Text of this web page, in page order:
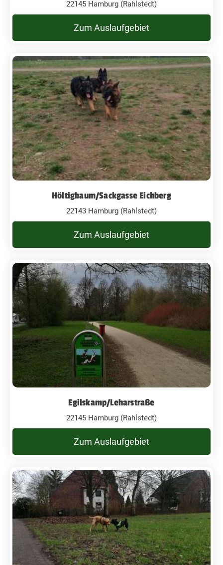
22145 Hamburg (Rahlstedt)
Zum Auslaufgebiet
Höltigbaum/Sackgasse Eichberg
22143 Hamburg (Rahlstedt)
Zum Auslaufgebiet
Egilskamp/Leharstraße
22145 Hamburg (Rahlstedt)
Zum Auslaufgebiet